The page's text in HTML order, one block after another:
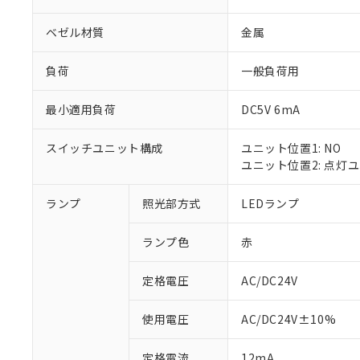
ベゼル材質 金属
負荷 一般負荷用
最小適用負荷 DC5V 6mA
スイッチユニット構成
ユニット位置1: NO
ユニット位置2: 点灯
ランプ 照光部方式 LEDランプ
ランプ色 赤
定格電圧 AC/DC24V
使用電圧 AC/DC24V±10%
ご利用条件
以下の条件をお
※1 対応状況
対応予定：EU
対応予定なし：
調査・確認中：
非該当品：ライセ
※1 中国